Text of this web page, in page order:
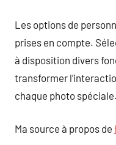
Les options de
prises en compte.
à disposition divers
transformer
chaque photo spéciale.
Ma source à propos de